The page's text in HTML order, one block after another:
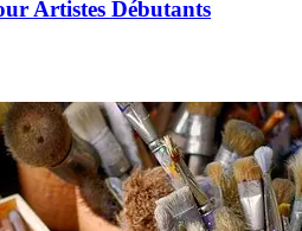
Artistes Débutants